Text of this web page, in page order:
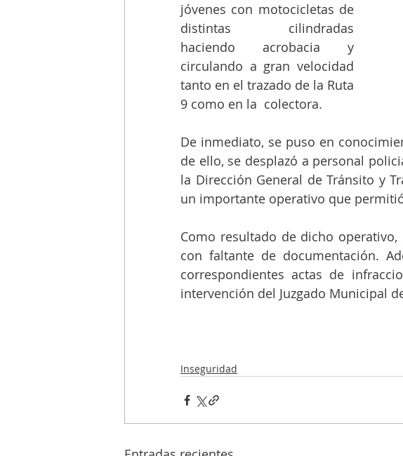
jóvenes con motocicletas de
distintas cilindradas
haciendo acrobacia y
circulando a gran velocidad
tanto en el trazado de la Ruta
9 como en la  colectora.
De inmediato, se puso en
de ello, se desplazó a personal
la Dirección General de Tránsito y
un importante operativo que
Como resultado de dicho
con faltante de documentación.
correspondientes actas de
intervención del Juzgado Municipal
Inseguridad